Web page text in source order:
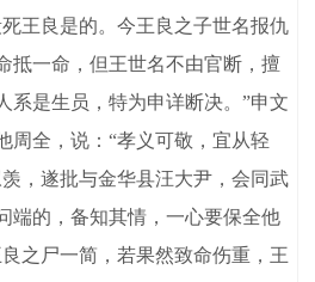
王良是的。今王良之子世名报仇
抵一命，但王世名不由官断，擅
系是生员，特为申详断决。”申文
周全，说：“孝义可敬，宜从轻
，遂批与金华县汪大尹，会同武
端的，备知其情，一心要保全他
之尸一简，若果然致命伤重，王